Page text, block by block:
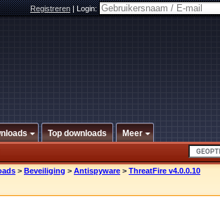
Registreren|Login:
Top downloads Meer
> Beveiliging > Antispyware > ThreatFire v4.0.0.10